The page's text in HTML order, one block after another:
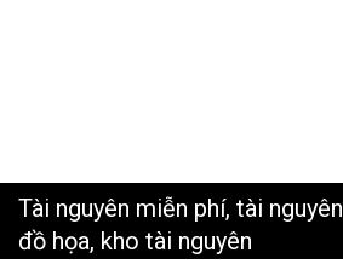
Tài nguyên miễn phí, tài nguyên
đồ họa, kho tài nguyên